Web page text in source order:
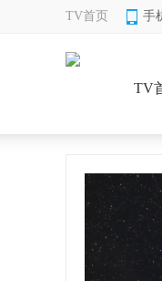
TV首页 手
TV